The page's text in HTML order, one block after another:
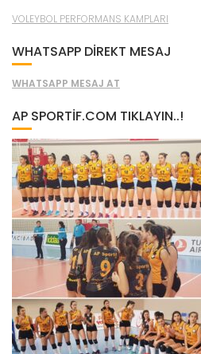
VOLEYBOL PERFORMANS KAMPLARI
WHATSAPP DİREKT MESAJ
WHATSAPP MESAJ AT
AP SPORTIF.COM TIKLAYIN..!